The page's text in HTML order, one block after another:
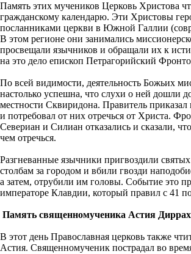
Память этих мучеников Церковь Христова
гражданскому календарю. Эти Христовы
посланниками церкви в Южной Галлии
В этом регионе они занимались
просвещали язычников и обращали их к
на это дело епископ Петрагорийский
По всей видимости, деятельность Божьих
настолько успешна, что слухи о ней дошли
местности Сквиридона. Правитель приказал
и потребовал от них отречься от Христа.
Севериан и Силиан отказались и сказали,
чем отречься.
Разгневанные язычники пригвоздили
столбам за городом и вбили гвозди
а затем, отрубили им головы. Событие это
императоре Клавдии, который правил с 41
Память священномученика Астия
В этот день Православная церковь также
Астия. Священномученик пострадал во